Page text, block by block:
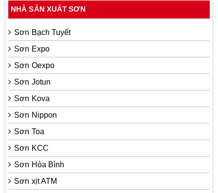
NHÀ SẢN XUẤT SƠN
Sơn Bạch Tuyết
Sơn Expo
Sơn Oexpo
Sơn Jotun
Sơn Kova
Sơn Nippon
Sơn Toa
Sơn KCC
Sơn Hòa Bình
Sơn xịt ATM